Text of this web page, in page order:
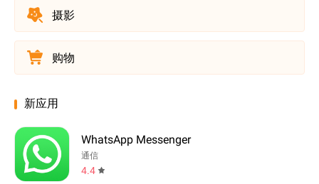
摄影
购物
新应用
WhatsApp Messenger
通信
4.4